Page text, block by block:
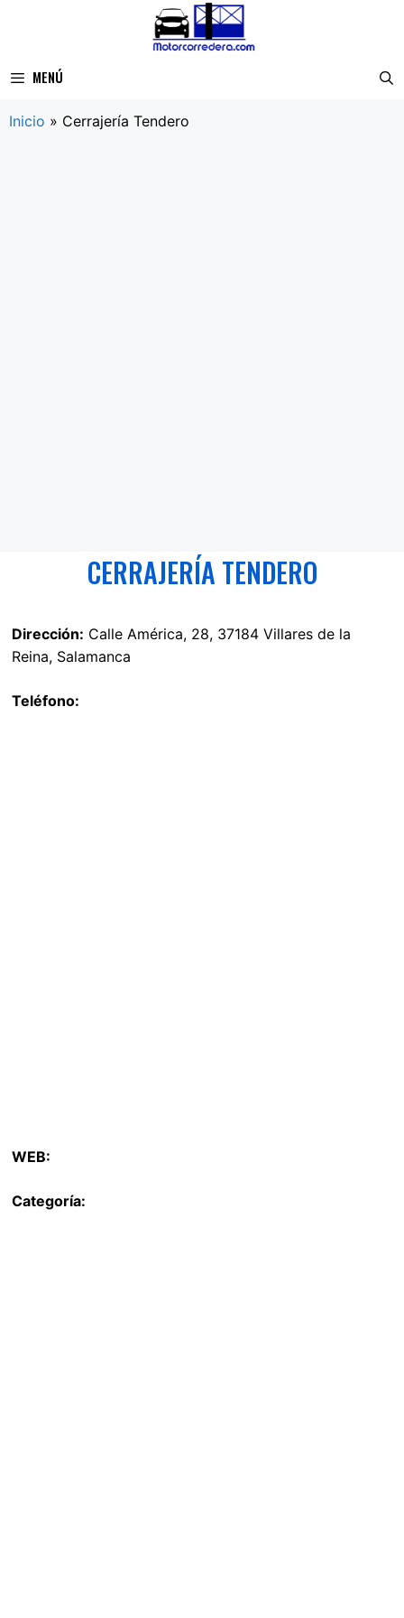
MENÚ
Inicio » Cerrajería Tendero
CERRAJERÍA TENDERO
Dirección: Calle América, 28, 37184 Villares de la
Reina, Salamanca
Teléfono:
WEB:
Categoría: